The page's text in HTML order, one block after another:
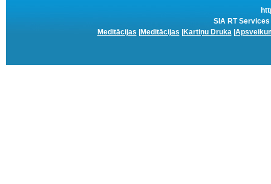
SIA RT
Meditācijas
Meditācijas Kartiņu Druka|